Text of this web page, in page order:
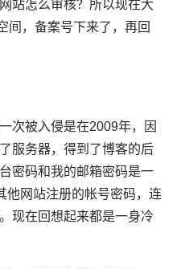
站怎么审核？所以现在大
间，备案号下来了，再回
次被入侵是在2009年，因
服务器，得到了博客的后
密码和我的邮箱密码是一
他网站注册的帐号密码，连
现在回想起来都是一身冷